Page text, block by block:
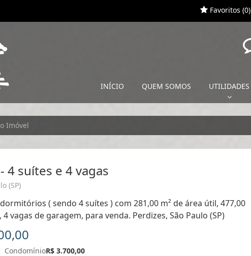
Favoritos (0)
INÍCIO QUEM SOMOS UTILIDADES
Imóvel
4 suítes e 4 vagas
(SP)
( sendo 4 suítes ) com 281,00 m² de área útil, 477,00
vagas de garagem, para venda. Perdizes, São Paulo (SP)
CondomínioR$ 3.700,00